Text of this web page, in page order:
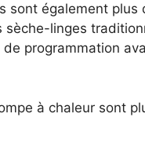
sont également
linges
programmation
à chaleur sont